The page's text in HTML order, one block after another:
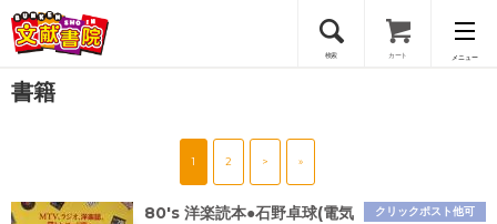
検索 カート メニュー
会員登録
書籍
1 2 > »
クリックポスト他可
80's 洋楽読本●石野卓球(電気